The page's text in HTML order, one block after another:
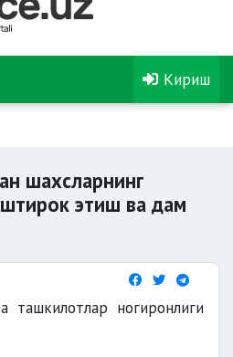
Кириш
шахсларнинг
этиш ва дам
ташкилотлар ногиронлиги